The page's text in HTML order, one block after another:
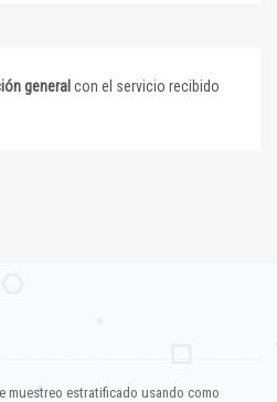
general con el servicio recibido
muestreo estratificado usando como